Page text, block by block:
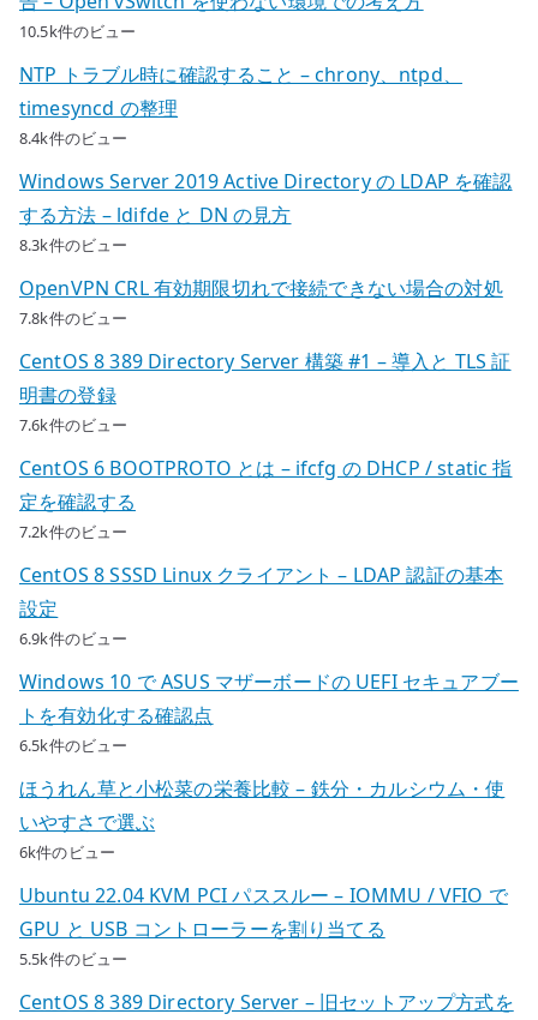
10.5k件のビュー
NTP トラブル時に確認すること – chrony、ntpd、
timesyncd の整理
8.4k件のビュー
Windows Server 2019 Active Directory の LDAP を確認
する方法 – ldifde と DN の見方
8.3k件のビュー
OpenVPN CRL 有効期限切れで接続できない場合の対処
7.8k件のビュー
CentOS 8 389 Directory Server 構築 #1 – 導入と TLS 証
明書の登録
7.6k件のビュー
CentOS 6 BOOTPROTO とは – ifcfg の DHCP / static 指
定を確認する
7.2k件のビュー
CentOS 8 SSSD Linux クライアント – LDAP 認証の基本
設定
6.9k件のビュー
Windows 10 で ASUS マザーボードの UEFI セキュアブー
トを有効化する確認点
6.5k件のビュー
ほうれん草と小松菜の栄養比較 – 鉄分・カルシウム・使
いやすさで選ぶ
6k件のビュー
Ubuntu 22.04 KVM PCI パススルー – IOMMU / VFIO で
GPU と USB コントローラーを割り当てる
5.5k件のビュー
CentOS 8 389 Directory Server – 旧セットアップ方式を